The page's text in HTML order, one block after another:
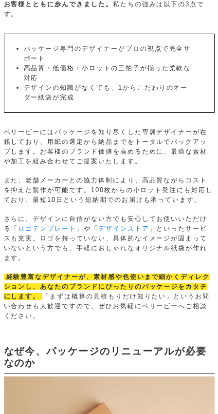
お客様とともに歩んできました。 私たちの強みは以下の3点で
す。
パッケージ専門のデザイナーがプロの視点で完全サ
ポート
高品質・低価格・小ロットの三拍子が揃った柔軟な
対応
デザインの知識がなくても、1からこだわりのオー
ダー紙袋が完成
ベリービーにはパッケージを知り尽くした専属デザイナーが在
籍しており、用紙の選定から納品までをトータルでバックアッ
プします。お客様のブランド価値を高めるために、最適な素材
や加工を組み合わせてご提案いたします。
また、老舗メーカーとの協力体制により、高品質ながらコスト
を抑えた製作が可能です。100枚からの小ロット発注にも対応し
ており、最短10日という短納期でのお届けも承っています。
さらに、デザインに自信がない方でも安心してお使いいただけ
る「 ロゴテンプレート 」や「 デザインストア 」といったサービ
スも充実。ロゴを持っていない、具体的なイメージが固まって
いないという方でも、手軽におしゃれなオリジナル紙袋が作れ
ます。
経験豊富なデザイナーが、素材感や色使いまで細かくディレク
ションし、あなたのブランドにぴったりのパッケージをカタチ
にします。
「まずは概算の見積もりだけ知りたい」というお問
い合わせも大歓迎ですので、ぜひお気軽にベリービーへご相談
ください。
なぜ今、パッケージのリニューアルが必要
なのか